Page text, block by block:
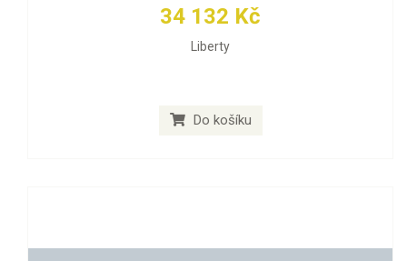
34 132 Kč
Liberty
Do košíku